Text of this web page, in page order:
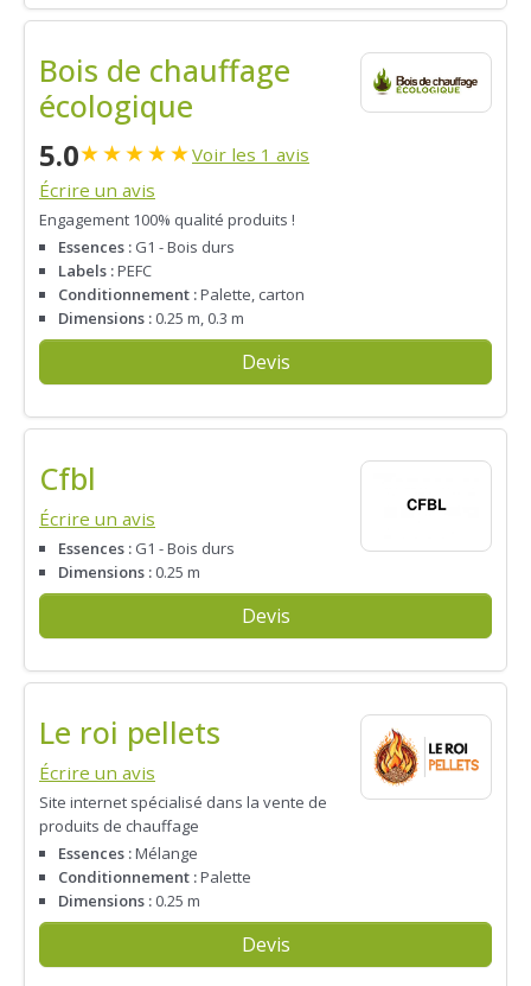
Bois de chauffage
écologique
5.0★★★★★Voir les 1 avis
Écrire un avis
Engagement 100% qualité produits !
Essences : G1 - Bois durs
Labels :PEFC
Conditionnement :Palette, carton
Dimensions : 0.25 m, 0.3 m
Devis
Cfbl
Écrire un avis
Essences : G1 - Bois durs
Dimensions : 0.25 m
Devis
Le roi pellets
Écrire un avis
Site internet spécialisé dans la vente de
produits de chauffage
Essences :Mélange
Conditionnement :Palette
Dimensions : 0.25 m
Devis